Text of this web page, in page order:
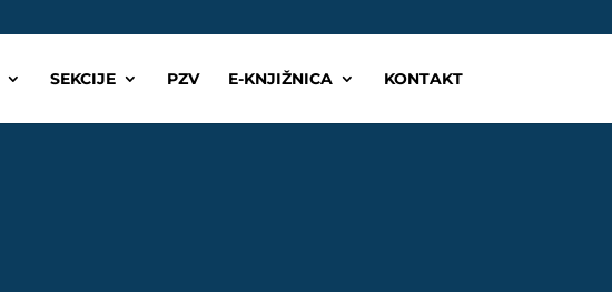
SEKCIJE PZV E-KNJIŽNICA KONTAKT